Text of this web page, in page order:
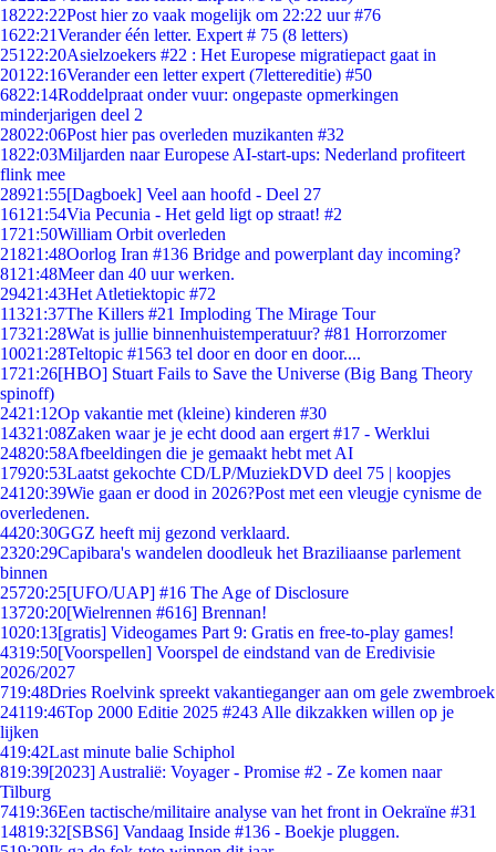
18222:22Post hier zo vaak mogelijk om 22:22 uur #76
1622:21Verander één letter. Expert # 75 (8 letters)
251 22:20Asielzoekers #22 : Het Europese migratiepact gaat in
201 22:16Verander een letter expert (7lettereditie) #50
6822:14Roddelpraat onder vuur: ongepaste opmerkingen
minderjarigen deel 2
28022:06Post hier pas overleden muzikanten #32
1822:03Miljarden naar Europese AI-start-ups: Nederland profiteert
flink mee
28921:55[Dagboek] Veel aan hoofd - Deel 27
161 21:54Via Pecunia - Het geld ligt op straat! #2
1721:50William Orbit overleden
21821:48Oorlog Iran #136 Bridge and powerplant day incoming?
81 21:48Meer dan 40 uur werken.
29421:43Het Atletiektopic #72
11321:37The Killers #21 Imploding The Mirage Tour
17321:28Wat is jullie binnenhuistemperatuur? #81 Horrorzomer
10021:28Teltopic #1563 tel door en door en door....
1721:26[HBO] Stuart Fails to Save the Universe (Big Bang Theory
spinoff)
2421:12Op vakantie met (kleine) kinderen #30
14321:08Zaken waar je je echt dood aan ergert #17 - Werklui
24820:58Afbeeldingen die je gemaakt hebt met AI
17920:53Laatst gekochte CD/LP/MuziekDVD deel 75 | koopjes
241 20:39Wie gaan er dood in 2026?Post met een vleugje cynisme de
overledenen.
4420:30GGZ heeft mij gezond verklaard.
2320:29Capibara's wandelen doodleuk het Braziliaanse parlement
binnen
25720:25[UFO/UAP] #16 The Age of Disclosure
13720:20[Wielrennen #616] Brennan!
1020:13[gratis] Videogames Part 9: Gratis en free-to-play games!
4319:50[Voorspellen] Voorspel de eindstand van de Eredivisie
2026/2027
719:48Dries Roelvink spreekt vakantieganger aan om gele zwembroek
24119:46Top 2000 Editie 2025 #243 Alle dikzakken willen op je
lijken
419:42Last minute balie Schiphol
819:39[2023] Australië: Voyager - Promise #2 - Ze komen naar
Tilburg
7419:36Een tactische/militaire analyse van het front in Oekraïne #31
14819:32[SBS6] Vandaag Inside #136 - Boekje pluggen.